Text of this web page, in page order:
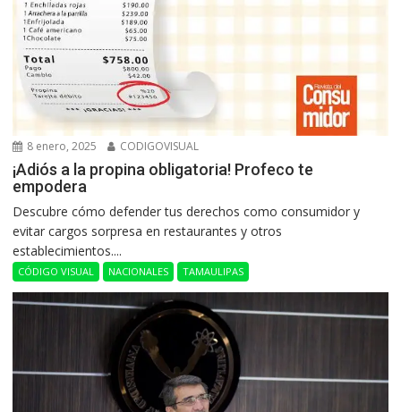
8 enero, 2025 CODIGOVISUAL
¡Adiós a la propina obligatoria! Profeco te
empodera
Descubre cómo defender tus derechos como consumidor y
evitar cargos sorpresa en restaurantes y otros
establecimientos....
CÓDIGO VISUAL NACIONALES TAMAULIPAS